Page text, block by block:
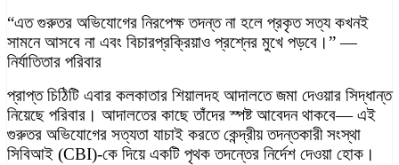
“এত গুরুতর অভিযোগের নিরপেক্ষ তদন্ত না হলে প্রকৃত সত্য কখনই
সামনে আসবে না এবং বিচারপ্রক্রিয়াও প্রশ্নের মুখে পড়বে।” —
নির্যাতিতার পরিবার
প্রাপ্ত চিঠিটি এবার কলকাতার শিয়ালদহ আদালতে জমা দেওয়ার সিদ্ধান্ত
নিয়েছে পরিবার। আদালতের কাছে তাঁদের স্পষ্ট আবেদন থাকবে— এই
গুরুতর অভিযোগের সত্যতা যাচাই করতে কেন্দ্রীয় তদন্তকারী সংস্থা
সিবিআই (CBI)-কে দিয়ে একটি পৃথক তদন্তের নির্দেশ দেওয়া হোক।